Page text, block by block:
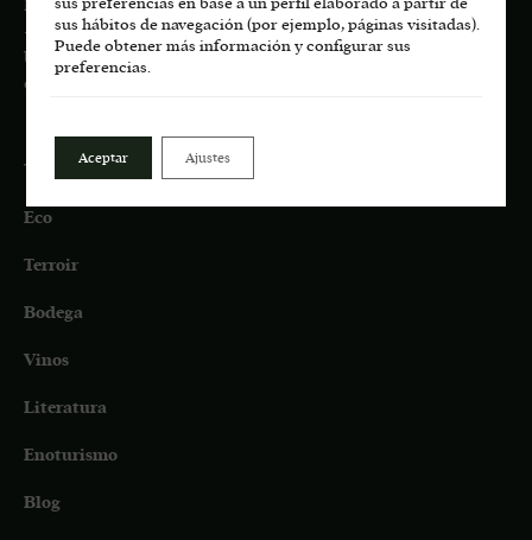
Información general:
+34
617 00 75 77
bodega.lasmoradas@grupoenate.es
enoturismo.lasmoradas@grupoenate.es
Tienda
Eco
Terroir
Bodega
Vinos
Literatura
Enoturismo
Blog
sus preferencias en base a un perfil elaborado a partir de
sus hábitos de navegación (por ejemplo, páginas visitadas).
Puede obtener más información y configurar sus
preferencias.
Aceptar Ajustes